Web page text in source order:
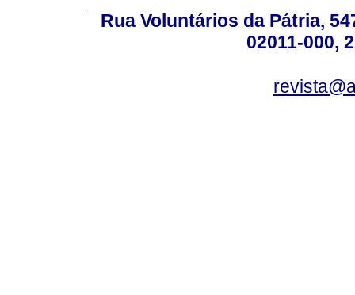
Rua Voluntários da Pátria,
02011-000,